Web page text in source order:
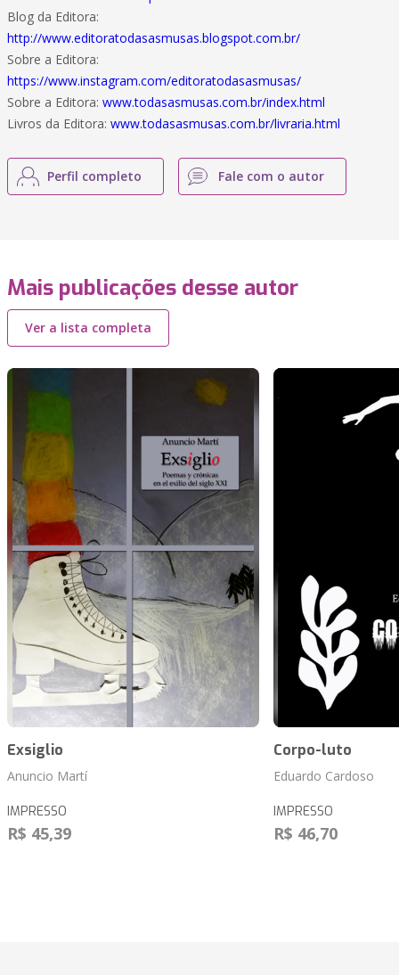
Blog da Editora:
http://www.editoratodasasmusas.blogspot.com.br/
Sobre a Editora:
https://www.instagram.com/editoratodasasmusas/
Sobre a Editora: www.todasasmusas.com.br/index.html
Livros da Editora: www.todasasmusas.com.br/livraria.html
Perfil completo Fale com o autor
Mais publicações desse autor
Ver a lista completa
Exsiglio
Anuncio Martí
IMPRESSO
R$ 45,39
Corpo-luto
Eduardo Cardoso
IMPRESSO
R$ 46,70